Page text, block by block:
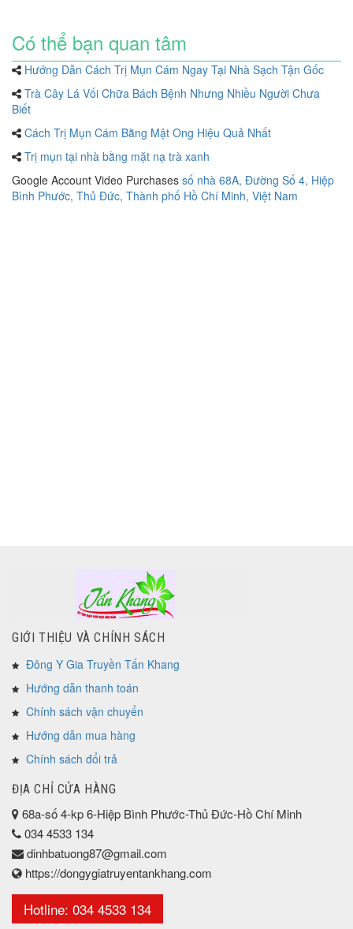
Có thể bạn quan tâm
Hướng Dẫn Cách Trị Mụn Cám Ngay Tại Nhà Sạch Tận Gốc
Trà Cây Lá Vối Chữa Bách Bệnh Nhưng Nhiều Người Chưa
Biết
Cách Trị Mụn Cám Bằng Mật Ong Hiệu Quả Nhất
Trị mụn tại nhà bằng mặt nạ trà xanh
Google Account Video Purchases số nhà 68A, Đường Số 4, Hiệp
Bình Phước, Thủ Đức, Thành phố Hồ Chí Minh, Việt Nam
GIỚI THIỆU VÀ CHÍNH SÁCH
Đông Y Gia Truyền Tấn Khang
Hướng dẫn thanh toán
Chính sách vận chuyển
Hướng dẫn mua hàng
Chính sách đổi trả
ĐỊA CHỈ CỬA HÀNG
68a-số 4-kp 6-Hiệp Bình Phước-Thủ Đức-Hồ Chí Minh
034 4533 134
dinhbatuong87@gmail.com
https://dongygiatruyentankhang.com
Hotline: 034 4533 134